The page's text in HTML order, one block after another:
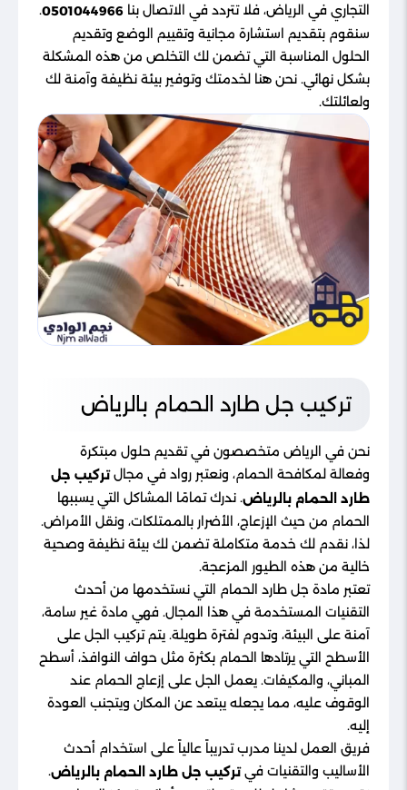
التجاري في الرياض، فلا تتردد في الاتصال بنا 0501044966
.
سنقوم بتقديم استشارة مجانية وتقييم الوضع وتقديم
الحلول المناسبة التي تضمن لك التخلص من هذه المشكلة
بشكل نهائي. نحن هنا لخدمتك وتوفير بيئة نظيفة وآمنة لك
ولعائلتك.
تركيب جل طارد الحمام بالرياض
نحن في الرياض متخصصون في تقديم حلول مبتكرة
وفعالة لمكافحة الحمام، ونعتبر رواد في مجالتركيب جل
طارد الحمام بالرياض. ندرك تمامًا المشاكل التي يسببها
الحمام من حيث الإزعاج، الأضرار بالممتلكات، ونقل الأمراض.
لذا، نقدم لك خدمة متكاملة تضمن لك بيئة نظيفة وصحية
خالية من هذه الطيور المزعجة.
تعتبر مادة جل طارد الحمام التي نستخدمها من أحدث
التقنيات المستخدمة في هذا المجال. فهي مادة غير سامة،
آمنة على البيئة، وتدوم لفترة طويلة. يتم تركيب الجل على
الأسطح التي يرتادها الحمام بكثرة مثل حواف النوافذ، أسطح
المباني، والمكيفات. يعمل الجل على إزعاج الحمام عند
الوقوف عليه، مما يجعله يبتعد عن المكان ويتجنب العودة
إليه.
فريق العمل لدينا مدرب تدريباً عالياً على استخدام أحدث
الأساليب والتقنيات فيتركيب جل طارد الحمام بالرياض.